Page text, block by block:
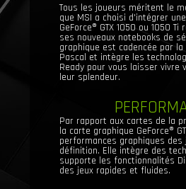
Tous les joueurs méritent le
que MSI a choisi d'intégrer
GeForce® GTX 1050 ou 1050
ses nouveaux notebooks de
graphique est cadencée par
Pascal et intègre les
Ready pour vous laisser vivre
leur splendeur.
Par rapport aux cartes de la
la carte graphique GeForce®
performances graphiques des
définition. Elle intègre des
supporte les fonctionnalités
des jeux rapides et fluides.